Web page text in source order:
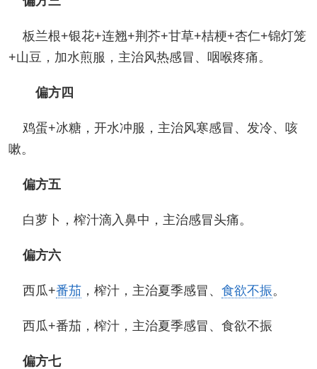
板兰根+银花+连翘+荆芥+甘草+桔梗+杏仁+锦灯笼
+山豆，加水煎服，主治风热感冒、咽喉疼痛。
偏方四
鸡蛋+冰糖，开水冲服，主治风寒感冒、发冷、咳
嗽。
偏方五
白萝卜，榨汁滴入鼻中，主治感冒头痛。
偏方六
西瓜+番茄 ，榨汁，主治夏季感冒、 食欲不振。
西瓜+番茄，榨汁，主治夏季感冒、食欲不振
偏方七